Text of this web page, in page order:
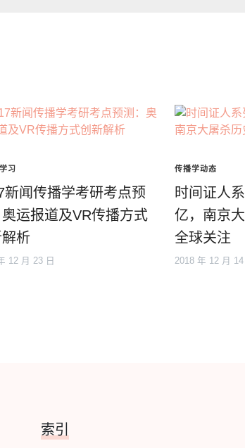
习
新闻传播学考研考点预
运报道及VR传播方式
析
12 月 23 日
传播学动态
时间证人
亿，南京
全球关注
2018 年 12 月 14
索引